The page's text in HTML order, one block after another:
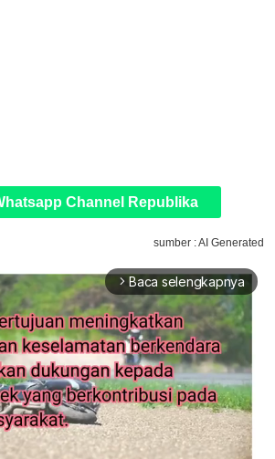
Channel Republika
sumber : AI Generated
arrow_forward_ios Baca selengkapnya